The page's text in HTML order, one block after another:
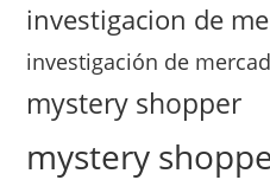
investigacion de
investigación de
mystery shopper
mystery